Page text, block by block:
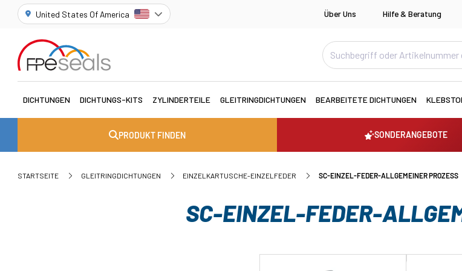
United States Of America Über Uns Hilfe & Beratung
DICHTUNGEN DICHTUNGS-KITS ZYLINDERTEILE GLEITRINGDICHTUNGEN BEARBEITETE DICHTUNGEN
PRODUKT FINDEN SONDERANGEBOTE
STARTSEITE GLEITRINGDICHTUNGEN EINZELKARTUSCHE-EINZELFEDER SC-EINZEL-FEDER-ALLGEMEINER PROZESS
SC-EINZEL-FEDER-